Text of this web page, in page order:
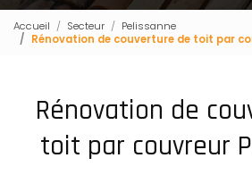
Accueil Secteur
Pelissanne
Rénovation de couverture de toit par
Rénovation de
toit par couvreur